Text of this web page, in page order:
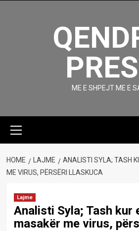
ME E SHPEJT ME E
Menu
HOME LAJME
ANALISTI SYLA; TASH
ME VIRUS, PËRSËRI LLASKUCA
Lajme
Analisti Syla; Tash kur
masakër me virus,